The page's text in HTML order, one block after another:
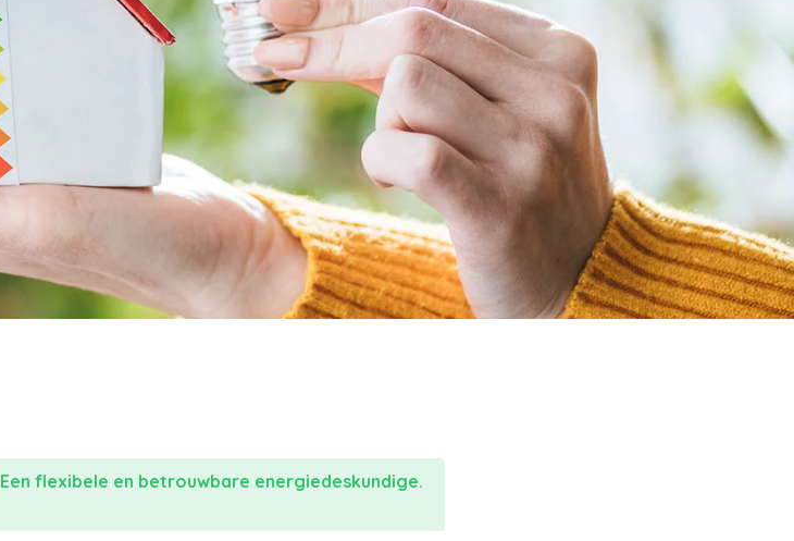
Een flexibele en betrouwbare energiedeskundige.